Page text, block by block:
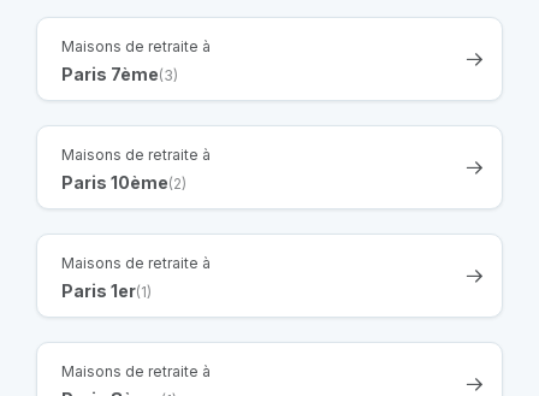
Maisons de retraite à
Paris 7ème(3)
Maisons de retraite à
Paris 10ème(2)
Maisons de retraite à
Paris 1er(1)
Maisons de retraite à